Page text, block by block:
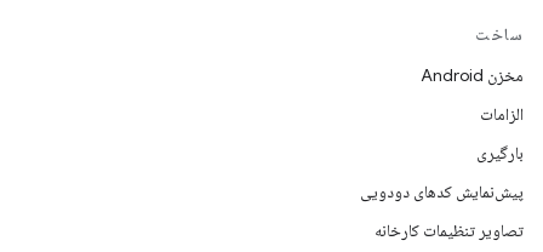
ساخت
مخزن Android
الزامات
بارگیری
پیش‌نمایش کدهای دودویی
تصاویر تنظیمات کارخانه